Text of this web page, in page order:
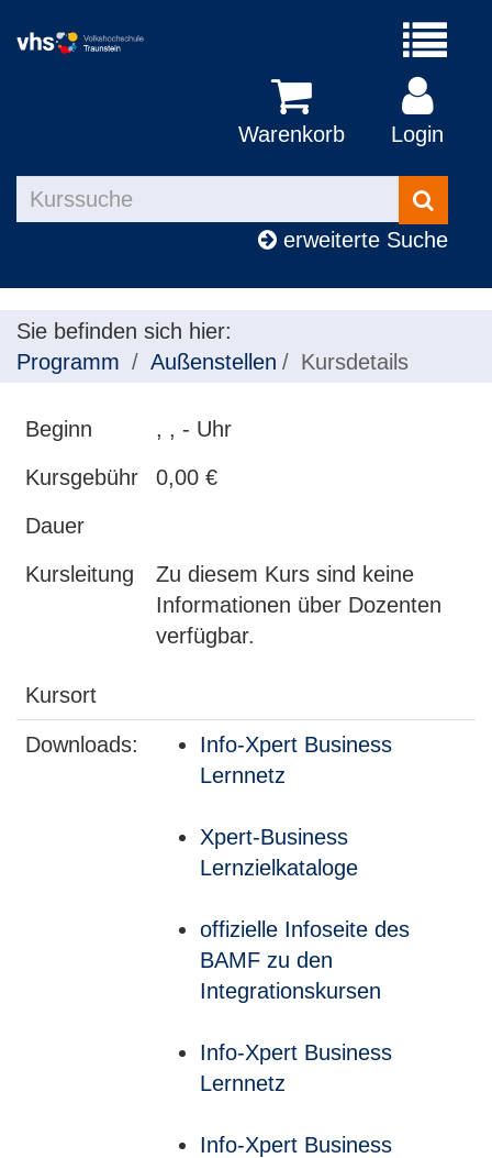
Menü
Warenkorb Login
Kurse
suchen
erweiterte Suche
Sie befinden sich hier:
Programm
Außenstellen Kursdetails
Beginn
, , - Uhr
Kursgebühr
0,00 €
Dauer
Kursleitung
Zu diesem Kurs sind keine
Informationen über Dozenten
verfügbar.
Kursort
Downloads:
Info-Xpert Business
Lernnetz
Xpert-Business
Lernzielkataloge
offizielle Infoseite des
BAMF zu den
Integrationskursen
Info-Xpert Business
Lernnetz
Info-Xpert Business